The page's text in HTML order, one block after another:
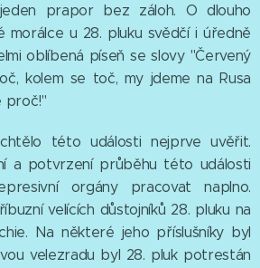
jeden prapor bez záloh. O dlouho
morálce u 28. pluku svědčí i úředně
oblíbená píseň se slovy "Červený
kolem se toč, my jdeme na Rusa
proč!"
této události nejprve uvěřit.
a potvrzení průběhu této události
orgány pracovat naplno.
velících důstojníků 28. pluku na
Na některé jeho příslušníky byl
velezradu byl 28. pluk potrestán